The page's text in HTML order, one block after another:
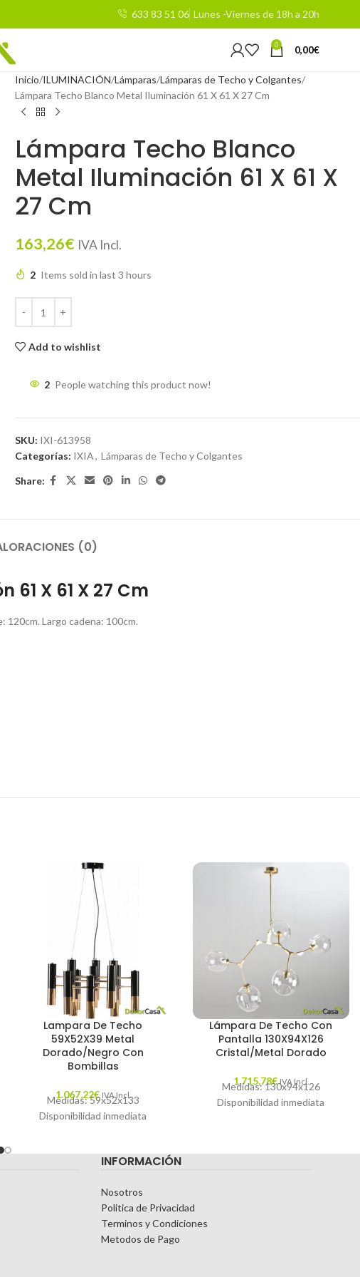
633 83 51 06 Lunes -Viernes de 18h a 20h
0 0,00€
Inicio ILUMINACIÓN Lámparas Lámparas de Techo y Colgantes
Lámpara Techo Blanco Metal Iluminación 61 X 61 X 27 Cm
Lámpara Techo Blanco
Metal Iluminación 61 X 61 X
27 Cm
163,26€ IVA Incl.
2 Items sold in last 3 hours
Add to wishlist
2 People watching this product now!
SKU: IXI-613958
Categorías: IXIA, Lámparas de Techo y Colgantes
Share:
(0)
X 61 X 27 Cm
120cm. Largo cadena: 100cm.
Lampara De Techo
59X52X39 Metal
Dorado/Negro Con
Bombillas
1.067,22€ IVA Incl.
Medidas: 59x52x133
Disponibilidad inmediata
Lámpara De Techo Con
Pantalla 130X94X126
Cristal/Metal Dorado
1.715,78€ IVA Incl.
Medidas: 130x94x126
Disponibilidad inmediata
INFORMACIÓN
Nosotros
Politica de Privacidad
Terminos y Condiciones
Metodos de Pago